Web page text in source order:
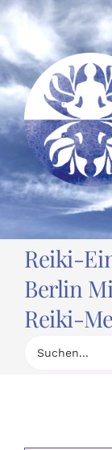
Zum
Inhalt
springen
News
Reiki-
Berlin
Reiki-
nach: